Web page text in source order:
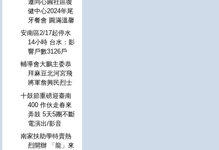
邀同心圓社區復
健中心2024年尾
牙餐會 圓滿溫馨
安南區2/17起停水
14小時 台水：影
響戶數3126戶
輔導會大鵬主委恭
拜麻豆北河宮飛
將軍詹興民烈士
十鼓節重磅迎臺南
400 作伙走春來
弄鼓 5天5團不斷
電演出/影音
南家扶助學特賣熱
烈開辦 「龍」來